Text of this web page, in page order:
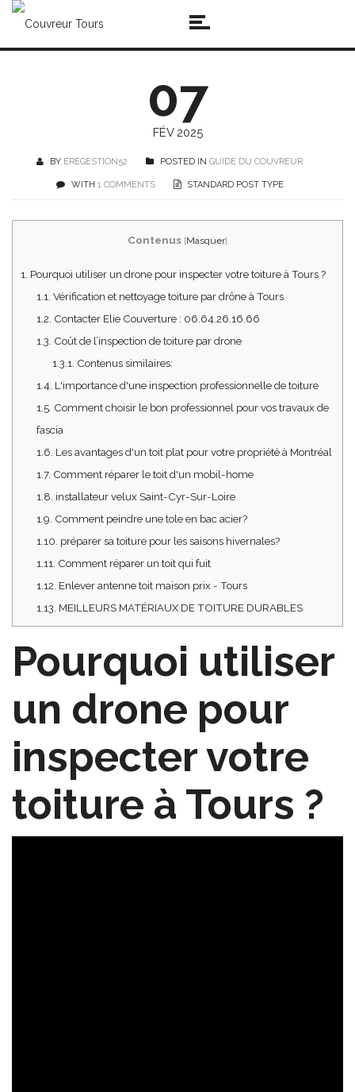
07
FÉV 2025
BY EREGESTION52 POSTED IN GUIDE DU COUVREUR
WITH 1 COMMENTS STANDARD POST TYPE
Contenus [Masquer]
1. Pourquoi utiliser un drone pour inspecter votre toiture à Tours ?
1.1. Vérification et nettoyage toiture par drône à Tours
1.2. Contacter Elie Couverture : 06.64.26.16.66
1.3. Coût de l’inspection de toiture par drone
1.3.1. Contenus similaires:
1.4. L'importance d'une inspection professionnelle de toiture
1.5. Comment choisir le bon professionnel pour vos travaux de
fascia
1.6. Les avantages d'un toit plat pour votre propriété à Montréal
1.7. Comment réparer le toit d'un mobil-home
1.8. installateur velux Saint-Cyr-Sur-Loire
1.9. Comment peindre une tole en bac acier?
1.10. préparer sa toiture pour les saisons hivernales?
1.11. Comment réparer un toit qui fuit
1.12. Enlever antenne toit maison prix - Tours
1.13. MEILLEURS MATÉRIAUX DE TOITURE DURABLES
Pourquoi utiliser
un drone pour
inspecter votre
toiture à Tours ?